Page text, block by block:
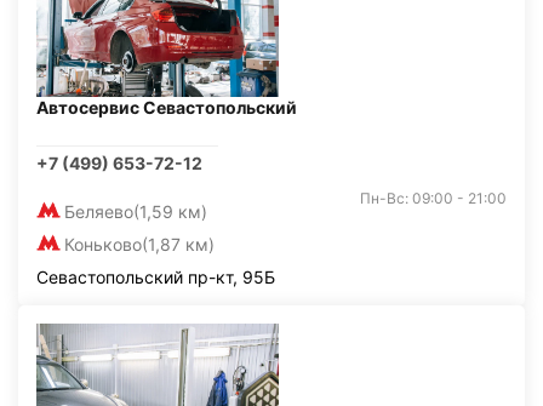
Автосервис Севастопольский
+7 (499) 653-72-12
Беляево(1,59 км)
Коньково(1,87 км)
Пн-Вс: 09:00 - 21:00
Севастопольский пр-кт, 95Б